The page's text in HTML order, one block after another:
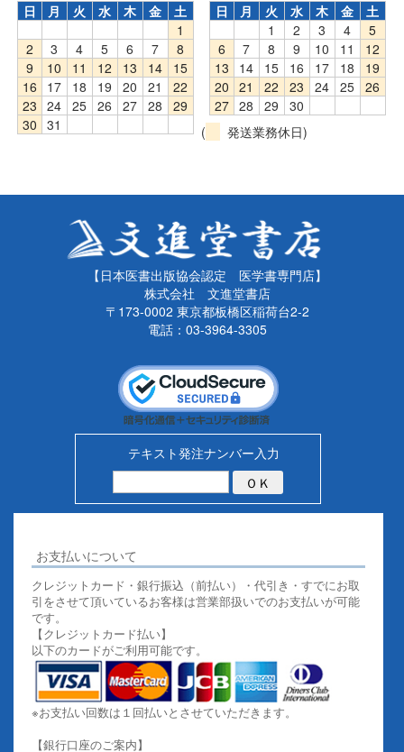
日
月 火 水 木 金
土
1
2
3 4 5 6 7
8
9
10 11 12 13 14
15
16
17 18 19 20 21
22
23
24 25 26 27 28
29
30
31
日
月 火 水 木 金
土
1
2 3 4
5
6
7 8 9 10 11
12
13
14 15 16 17 18
19
20
21 22 23 24 25
26
27 28 29
30
(
発送業務休日)
【日本医書出版協会認定 医学書専門店】
株式会社 文進堂書店
〒173-0002 東京都板橋区稲荷台2-2
電話：03-3964-3305
テキスト発注ナンバー入力
お支払いについて
クレジットカード・銀行振込（前払い）・代引き・すでにお取
引をさせて頂いているお客様は営業部扱いでのお支払いが可能
です。
【クレジットカード払い】
以下のカードがご利用可能です。
※お支払い回数は１回払いとさせていただきます。
【銀行口座のご案内】